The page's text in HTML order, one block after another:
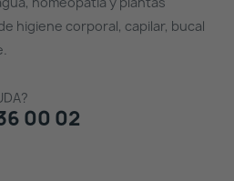
higiene corporal, capilar, bucal
00 02